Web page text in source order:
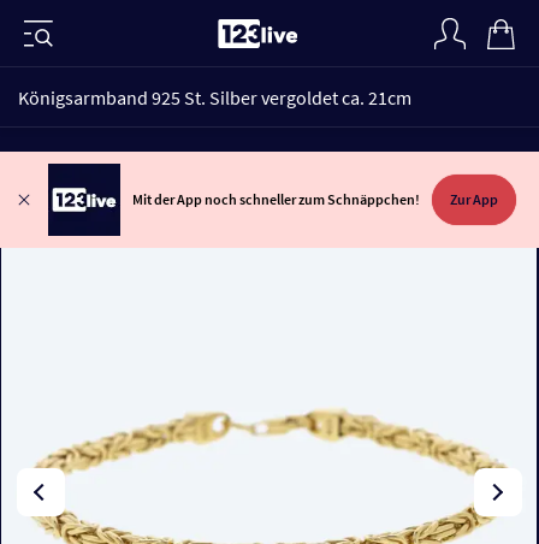
Königsarmband 925 St. Silber vergoldet ca. 21cm
Mit der App noch schneller zum Schnäppchen! Zur App